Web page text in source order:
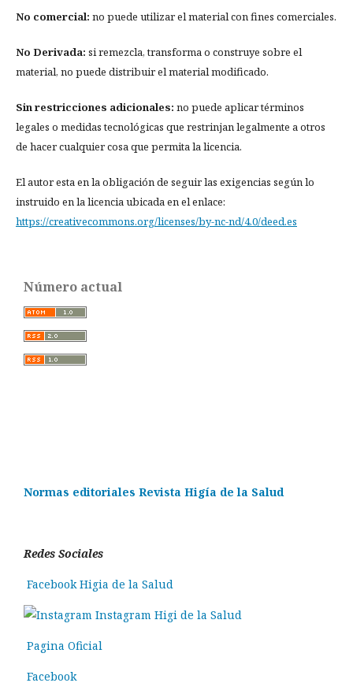
No comercial: no puede utilizar el material con fines comerciales.
No Derivada: si remezcla, transforma o construye sobre el
material, no puede distribuir el material modificado.
Sin restricciones adicionales: no puede aplicar términos
legales o medidas tecnológicas que restrinjan legalmente a otros
de hacer cualquier cosa que permita la licencia.
El autor esta en la obligación de seguir las exigencias según lo
instruido en la licencia ubicada en el enlace:
https://creativecommons.org/licenses/by-nc-nd/4.0/deed.es
Número actual
Normas editoriales Revista Higía de la Salud
Redes Sociales
Facebook Higia de la Salud
Instagram Higi de la Salud
Pagina Oficial
Facebook